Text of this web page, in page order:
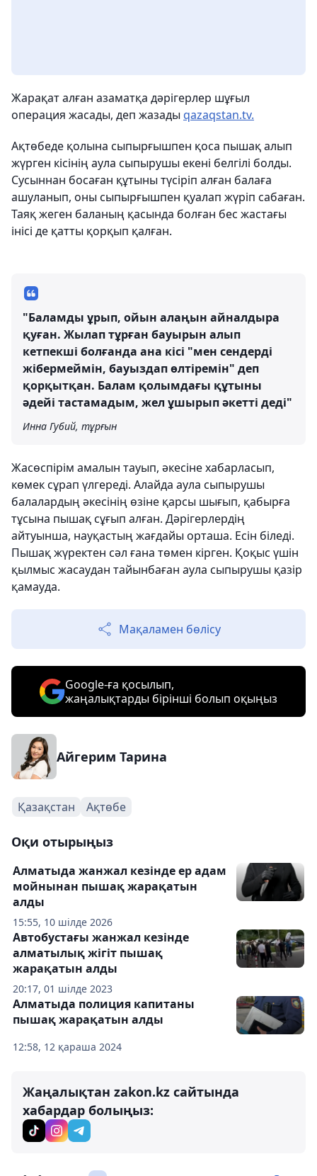
Жарақат алған азаматқа дәрігерлер шұғыл
операция жасады, деп жазады qazaqstan.tv.
Ақтөбеде қолына сыпырғышпен қоса пышақ алып
жүрген кісінің аула сыпырушы екені белгілі болды.
Сусыннан босаған құтыны түсіріп алған балаға
ашуланып, оны сыпырғышпен қуалап жүріп сабаған.
Таяқ жеген баланың қасында болған бес жастағы
інісі де қатты қорқып қалған.
"Баламды ұрып, ойын алаңын айналдыра
қуған. Жылап тұрған бауырын алып
кетпекші болғанда ана кісі "мен сендерді
жібермеймін, бауыздап өлтіремін" деп
қорқытқан. Балам қолымдағы құтыны
әдейі тастамадым, жел ұшырып әкетті деді"
Инна Губий, тұрғын
Жасөспірім амалын тауып, әкесіне хабарласып,
көмек сұрап үлгереді. Алайда аула сыпырушы
балалардың әкесінің өзіне қарсы шығып, қабырға
тұсына пышақ сұғып алған. Дәрігерлердің
айтуынша, науқастың жағдайы орташа. Есін біледі.
Пышақ жүректен сәл ғана төмен кірген. Қоқыс үшін
қылмыс жасаудан тайынбаған аула сыпырушы қазір
қамауда.
Мақаламен бөлісу
Google-ға қосылып,
жаңалықтарды бірінші болып оқыңыз
Айгерим Тарина
Қазақстан Ақтөбе
Оқи отырыңыз
15:55, 10 шілде 2026
Алматыда жанжал кезінде ер адам
мойнынан пышақ жарақатын
алды
20:17, 01 шілде 2023
Автобустағы жанжал кезінде
алматылық жігіт пышақ
жарақатын алды
12:58, 12 қараша 2024
Алматыда полиция капитаны
пышақ жарақатын алды
Жаңалықтан zakon.kz сайтында
хабардар болыңыз: